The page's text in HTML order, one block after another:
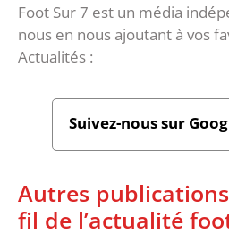
Foot Sur 7 est un média
nous en nous ajoutant à vos
Actualités :
Suivez-nous sur
Autres
fil de l’actualité